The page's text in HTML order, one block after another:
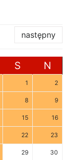
następny
S N
1 2
8 9
15 16
22 23
29 30